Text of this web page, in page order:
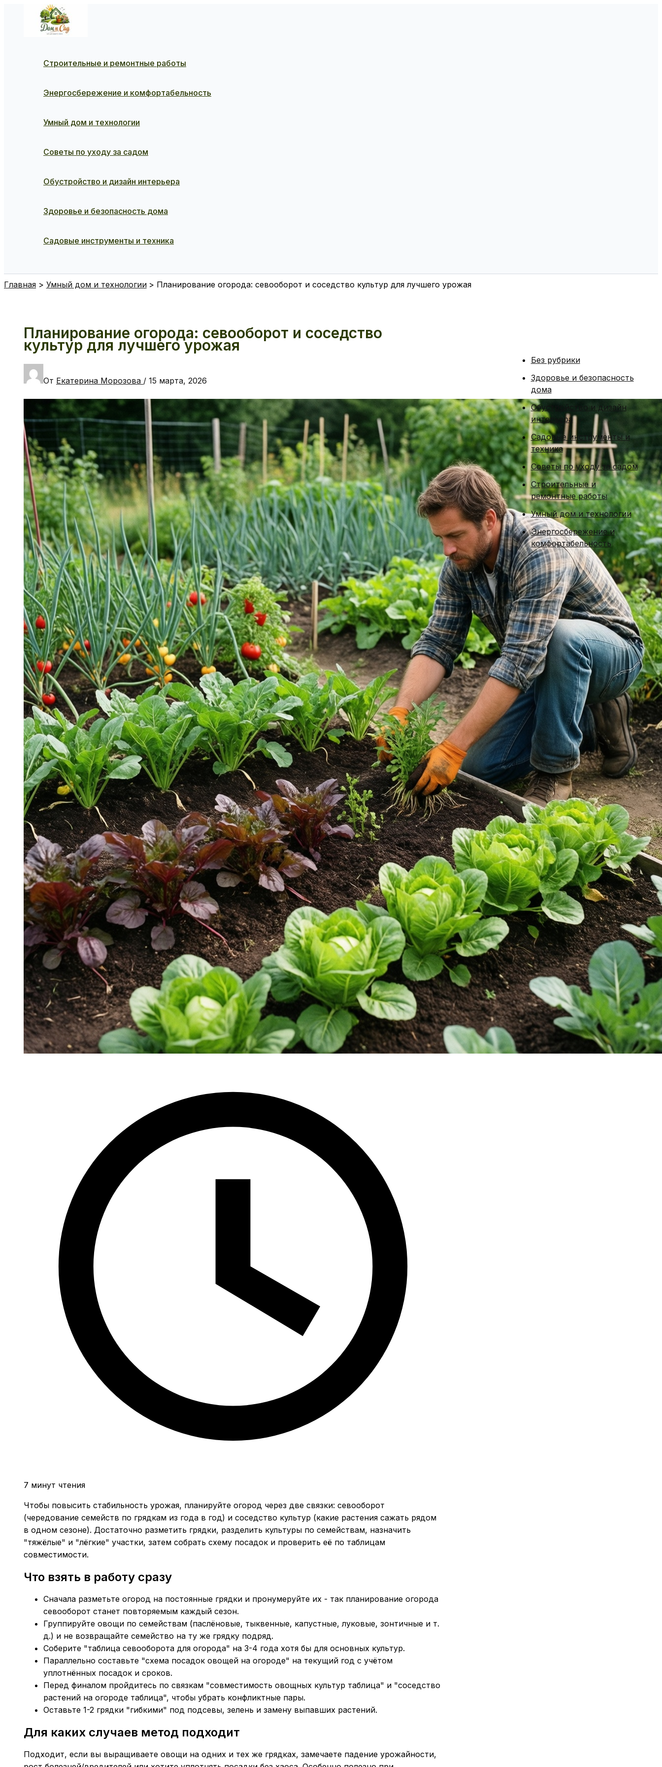
содержимому
Строительные и ремонтные работы
Энергосбережение и комфортабельность
Умный дом и технологии
Советы по уходу за садом
Обустройство и дизайн интерьера
Здоровье и безопасность дома
Садовые инструменты и техника
Главная Умный дом и технологии Планирование огорода: севооборот и соседство культур для лучшего урожая
Планирование огорода: севооборот и соседство
культур для лучшего урожая
От Екатерина Морозова / 15 марта, 2026
7 минут чтения
Чтобы повысить стабильность урожая, планируйте огород через две связки: севооборот
(чередование семейств по грядкам из года в год) и соседство культур (какие растения сажать рядом
в одном сезоне). Достаточно разметить грядки, разделить культуры по семействам, назначить
"тяжёлые" и "лёгкие" участки, затем собрать схему посадок и проверить её по таблицам
совместимости.
Что взять в работу сразу
Сначала разметьте огород на постоянные грядки и пронумеруйте их - так планирование огорода
севооборот станет повторяемым каждый сезон.
Группируйте овощи по семействам (паслёновые, тыквенные, капустные, луковые, зонтичные и т.
д.) и не возвращайте семейство на ту же грядку подряд.
Соберите "таблица севооборота для огорода" на 3-4 года хотя бы для основных культур.
Параллельно составьте "схема посадок овощей на огороде" на текущий год с учётом
уплотнённых посадок и сроков.
Перед финалом пройдитесь по связкам "совместимость овощных культур таблица" и "соседство
растений на огороде таблица", чтобы убрать конфликтные пары.
Оставьте 1-2 грядки "гибкими" под подсевы, зелень и замену выпавших растений.
Для каких случаев метод подходит
Подходит, если вы выращиваете овощи на одних и тех же грядках, замечаете падение урожайности,
Без рубрики
Здоровье и безопасность
дома
Обустройство и дизайн
интерьера
Садовые инструменты и
техника
Советы по уходу за садом
Строительные и
ремонтные работы
Умный дом и технологии
Энергосбережение и
комфортабельность